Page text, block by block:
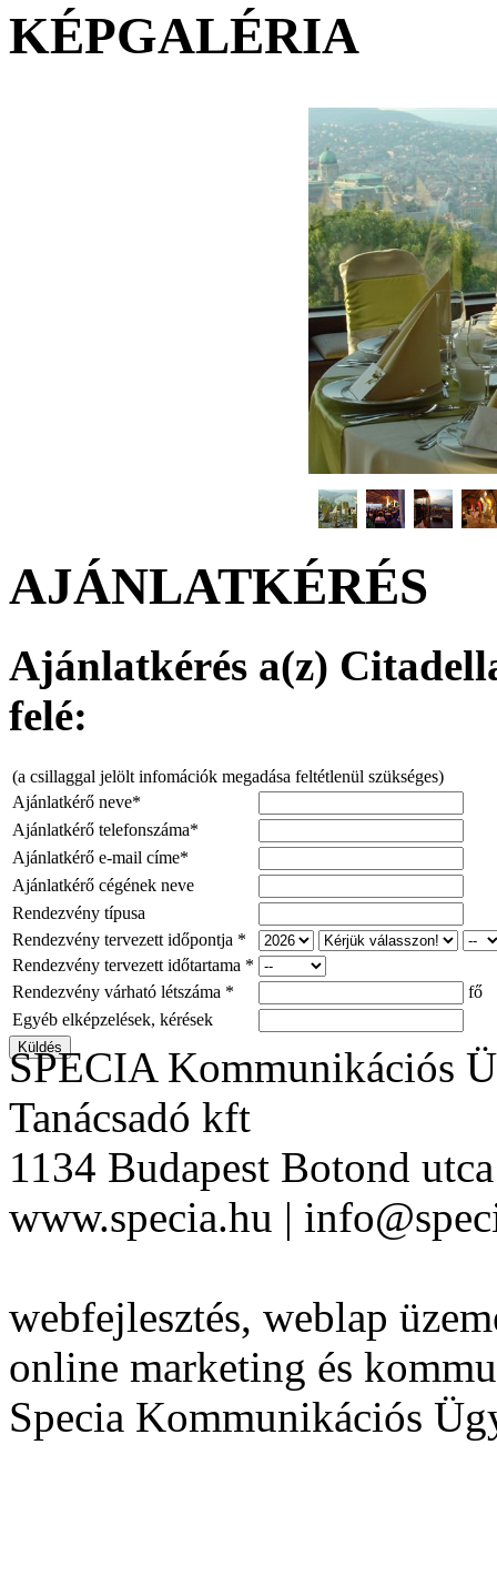
KÉPGALÉRIA
AJÁNLATKÉRÉS
Ajánlatkérés a(z)
felé:
(a csillaggal jelölt infomációk megadása feltétlenül szükséges)
Ajánlatkérő neve*
Ajánlatkérő telefonszáma*
Ajánlatkérő e-mail címe*
Ajánlatkérő cégének neve
Rendezvény típusa
Rendezvény tervezett időpontja *
Rendezvény tervezett időtartama *
Rendezvény várható létszáma *
fő
Egyéb elképzelések, kérések
SPECIA Kommunikációs
Tanácsadó kft
1134 Budapest Botond
www.specia.hu |
webfejlesztés, weblap
online marketing és
Specia Kommunikációs